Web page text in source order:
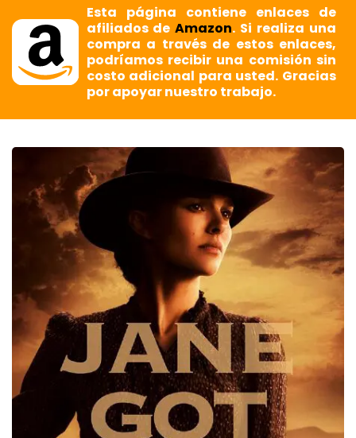
Esta página contiene enlaces de
afiliados deAmazon. Si realiza una
compra a través de estos enlaces,
podríamos recibir una comisión sin
costo adicional para usted. Gracias
por apoyar nuestro trabajo.